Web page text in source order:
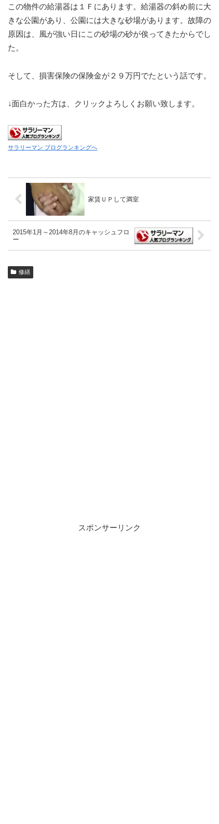
この物件の給湯器は１Ｆにあります。給湯器の斜め前に大
きな公園があり、公園には大きな砂場があります。故障の
原因は、風が強い日にこの砂場の砂が俟ってきたからでし
た。
そして、損害保険の保険金が２９万円でたという話です。
↓面白かった方は、クリックよろしくお願い致します。
サラリーマン ブログランキングへ
家賃ＵＰして満室
2015年1月～2014年8月のキャッシュフロ
ー
修繕
スポンサーリンク